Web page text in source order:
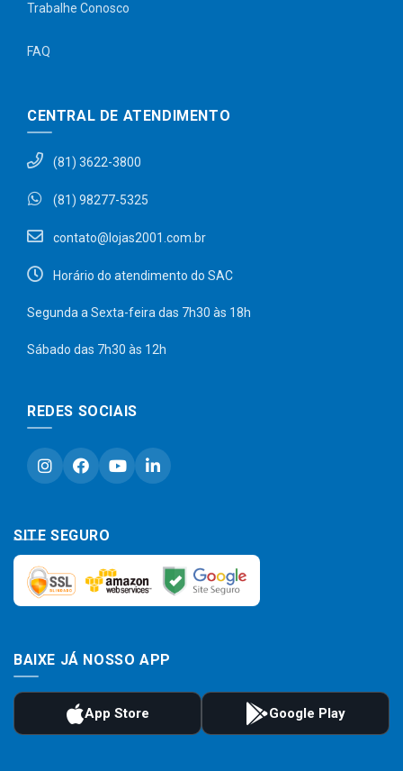
Trabalhe Conosco
FAQ
CENTRAL DE ATENDIMENTO
(81) 3622-3800
(81) 98277-5325
contato@lojas2001.com.br
Horário do atendimento do SAC
Segunda a Sexta-feira das 7h30 às 18h
Sábado das 7h30 às 12h
REDES SOCIAIS
SITE SEGURO
BAIXE JÁ NOSSO APP